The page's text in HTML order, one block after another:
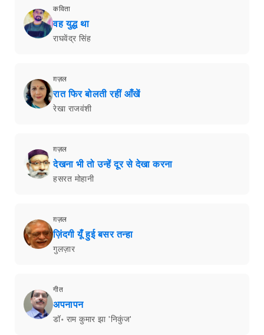
कविता
वह युद्ध था
राघवेंद्र सिंह
ग़ज़ल
रात फिर बोलती रहीं आँखें
रेखा राजवंशी
ग़ज़ल
देखना भी तो उन्हें दूर से देखा करना
हसरत मोहानी
ग़ज़ल
ज़िंदगी यूँ हुई बसर तन्हा
गुलज़ार
गीत
अपनापन
डॉ॰ राम कुमार झा 'निकुंज'